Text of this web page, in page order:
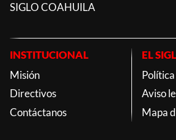
SIGLO COAHUILA
INSTITUCIONAL
Misión
Directivos
Contáctanos
EL
Aviso
Mapa